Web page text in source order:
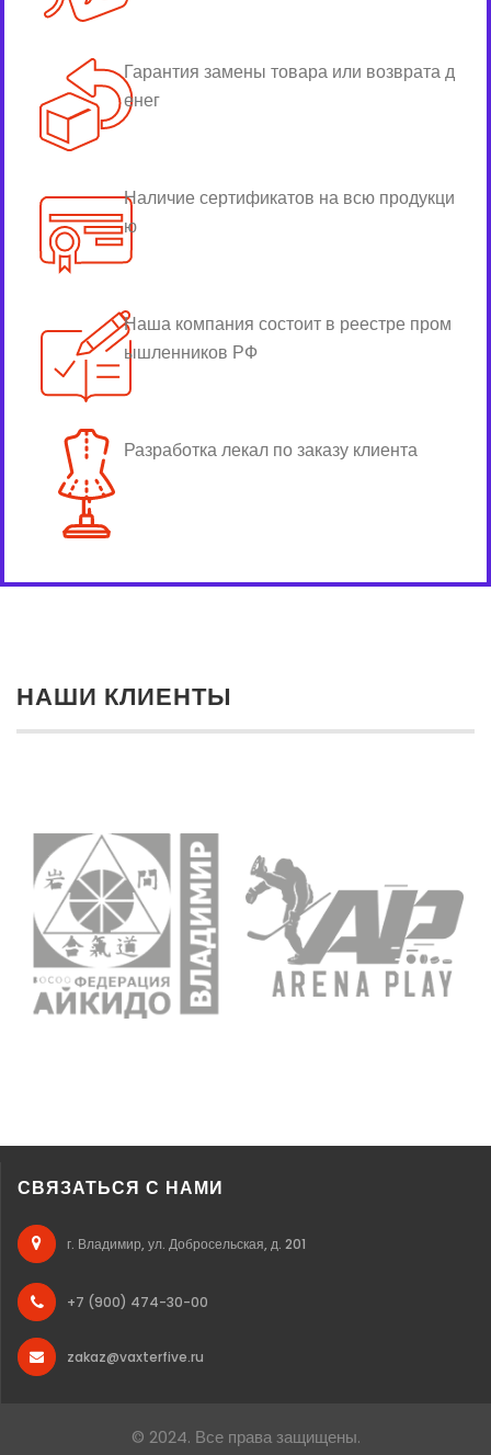
Гарантия замены товара или возврата д
енег
Наличие сертификатов на всю продукци
ю
Наша компания состоит в реестре пром
ышленников РФ
Разработка лекал по заказу клиента
НАШИ КЛИЕНТЫ
СВЯЗАТЬСЯ С НАМИ
г. Владимир, ул. Добросельская, д. 201
+7 (900) 474-30-00
zakaz@vaxterfive.ru
© 2024. Все права защищены.